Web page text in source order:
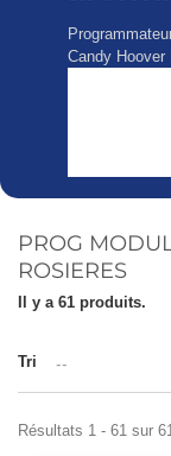
Candy Hoover
PROG
ROSIERES
Il y a 61 produits.
Tri --
Résultats 1 - 61 sur 61.